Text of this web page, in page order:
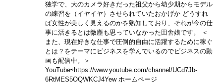
独学で、大のカメラ好きだった祖父から幼少期からモデル
の練習を（イヤイヤ）させられていたおかげか どうすれ
ば女性が美しく見えるのかを熟知しており、それが今の仕
事に活きるとは微塵も思っていなかった田舎娘です。 ＜
また、現在好きな仕事で圧倒的自由に活躍するために稼ぐ
とは？をテーマにビジネスを学んでいるのでビジネスの動
画も配信中。＞
YouTube⇨https://www.youtube.com/channel/UCd7Jb-
6RtMES5OQWKCJ4Yew ホームページ